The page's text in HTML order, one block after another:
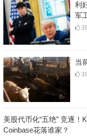
利
军
当
美股代币化“五绝” 竞逐！
Coinbase花落谁家？